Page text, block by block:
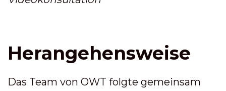
Herangehensweise
Das Team von OWT folgte gemeinsam